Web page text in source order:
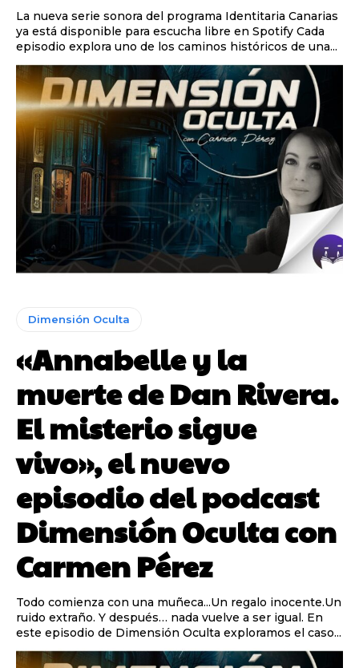
La nueva serie sonora del programa Identitaria Canarias
ya está disponible para escucha libre en Spotify Cada
episodio explora uno de los caminos históricos de una...
Dimensión Oculta
«Annabelle y la
muerte de Dan Rivera.
El misterio sigue
vivo», el nuevo
episodio del podcast
Dimensión Oculta con
Carmen Pérez
Todo comienza con una muñeca...Un regalo inocente.Un
ruido extraño. Y después… nada vuelve a ser igual. En
este episodio de Dimensión Oculta exploramos el caso...